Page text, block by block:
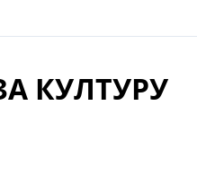
КУЛТУРУ